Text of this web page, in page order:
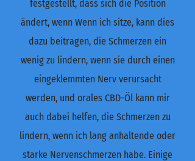
festgestellt, dass sich die Position
ändert, wenn Wenn ich sitze, kann dies
dazu beitragen, die Schmerzen ein
wenig zu lindern, wenn sie durch einen
eingeklemmten Nerv verursacht
werden, und orales CBD-Öl kann mir
auch dabei helfen, die Schmerzen zu
lindern, wenn ich lang anhaltende oder
starke Nervenschmerzen habe. Einige